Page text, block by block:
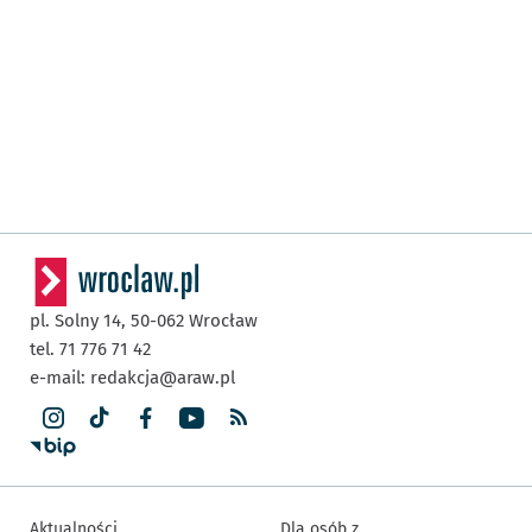
pl. Solny 14, 50-062 Wrocław
tel. 71 776 71 42
e-mail: redakcja@araw.pl